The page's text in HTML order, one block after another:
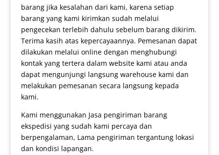
barang jika kesalahan dari kami, karena setiap
barang yang kami kirimkan sudah melalui
pengecekan terlebih dahulu sebelum barang dikirim.
Terima kasih atas kepercayaannya. Pemesanan dapat
dilakukan melalui online dengan menghubungi
kontak yang tertera dalam website kami atau anda
dapat mengunjungi langsung warehouse kami dan
melakukan pemesanan secara langsung kepada
kami.
Kami menggunakan Jasa pengiriman barang
ekspedisi yang sudah kami percaya dan
berpengalaman, Lama pengiriman tergantung lokasi
dan kondisi lapangan.